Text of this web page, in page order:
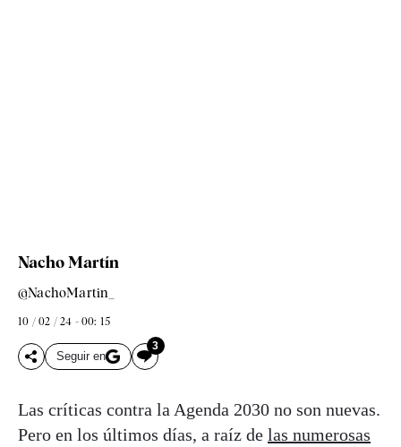
Nacho Martín
@NachoMartin_
10 / 02 / 24 - 00: 15
Seguir en
3
Las críticas contra la Agenda 2030 no son nuevas.
Pero en los últimos días, a raíz de las numerosas